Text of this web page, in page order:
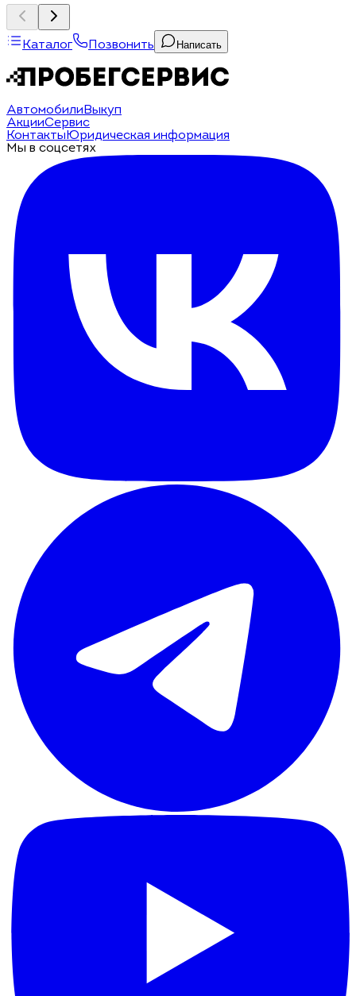
Каталог Позвонить Написать
Автомобили Выкуп
АкцииСервис
Контакты Юридическая информация
Мы в соцсетях